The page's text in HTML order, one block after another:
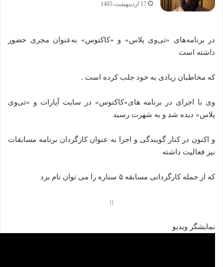
17 اردیبهشت 1405
در برنامه‌های «تی‌وی پلاس» و «کاکتوس» به‌عنوان مجری حضور
داشته است
که مخاطبان زیادی به خود جلب کرده است .
وی با اجرای در برنامه های«کاکتوس» در سایت آپارات و «تی‌وی
پلاس» دیده شد و به شهرت رسید
و اکنون در کنار گویندگی و اجرا به عنوان کارگردان برنامه مسابقات
نیز فعالیت داشته
که از جمله کارگردانی مسابقه ۵ ستاره را می توان نام برد
::
نمایشگر ویدیو